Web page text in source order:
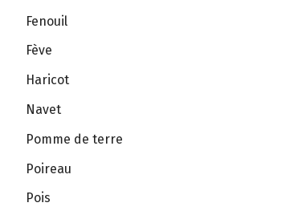
Fenouil
Fève
Haricot
Navet
Pomme de terre
Poireau
Pois